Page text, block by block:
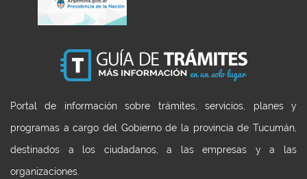
Portal de información sobre trámites, servicios, planes y
programas a cargo del Gobierno de la provincia de Tucumán,
destinados a los ciudadanos, a las empresas y a las
organizaciones.